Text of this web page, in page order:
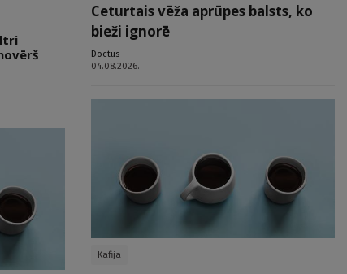
Ceturtais vēža aprūpes balsts, ko
bieži ignorē
Doctus
04.08.2026.
Kafija